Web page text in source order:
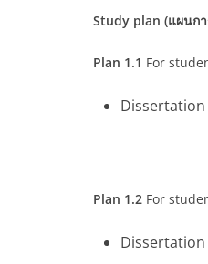
Study plan (แผนก
Plan 1.1 For
Plan 1.2 For